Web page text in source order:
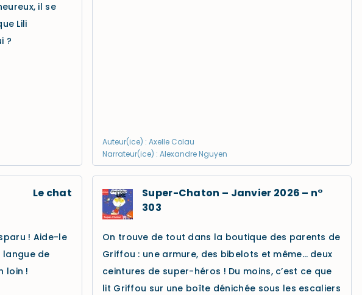
il se
Lili
?
Auteur(ice) : Axelle Colau
Narrateur(ice) : Alexandre Nguyen
Le chat
! Aide-le
langue de
loin !
Super-Chaton – Janvier 2026 – n°
303
On trouve de tout dans la boutique des parents de
Griffou : une armure, des bibelots et même… deux
ceintures de super-héros ! Du moins, c’est ce que
lit Griffou sur une boîte dénichée sous les escaliers